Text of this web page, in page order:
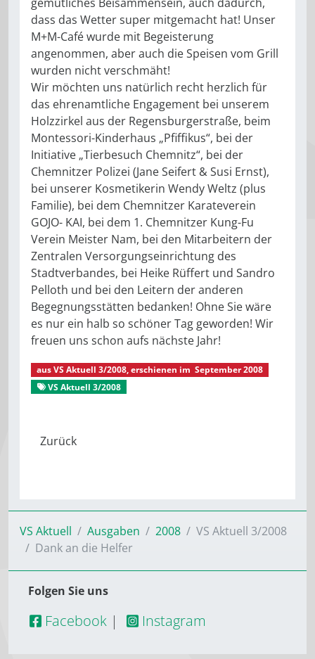
dass das Wetter super mitgemacht hat! Unser
M+M-Café wurde mit Begeisterung
angenommen, aber auch die Speisen vom Grill
wurden nicht verschmäht!
Wir möchten uns natürlich recht herzlich für
das ehrenamtliche Engagement bei unserem
Holzzirkel aus der Regensburgerstraße, beim
Montessori-Kinderhaus „Pfiffikus“, bei der
Initiative „Tierbesuch Chemnitz“, bei der
Chemnitzer Polizei (Jane Seifert & Susi Ernst),
bei unserer Kosmetikerin Wendy Weltz (plus
Familie), bei dem Chemnitzer Karateverein
GOJO- KAI, bei dem 1. Chemnitzer Kung-Fu
Verein Meister Nam, bei den Mitarbeitern der
Zentralen Versorgungseinrichtung des
Stadtverbandes, bei Heike Rüffert und Sandro
Pelloth und bei den Leitern der anderen
Begegnungsstätten bedanken! Ohne Sie wäre
es nur ein halb so schöner Tag geworden! Wir
freuen uns schon aufs nächste Jahr!
ausVS Aktuell 3/2008, erschienen im September 2008
VS Aktuell 3/2008
VS Aktuell Ausgaben 2008
VS Aktuell 3/2008
Dank an die Helfer
Folgen Sie uns
Facebook | Instagram